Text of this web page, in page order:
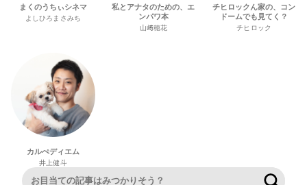
まくのうちぃシネマ
よしひろまさみち
私とアナタのための、エ
ンパワ本
山﨑穂花
チヒロックん家の、コン
ドームでも見てく？
チヒロック
カルぺディエム
井上健斗